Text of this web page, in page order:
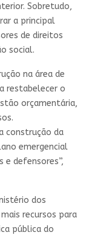
Sobretudo,
a principal
de direitos
social.
na área de
restabelecer o
orçamentária,
construção da
emergencial
e defensores”,
dos
recursos para
pública do